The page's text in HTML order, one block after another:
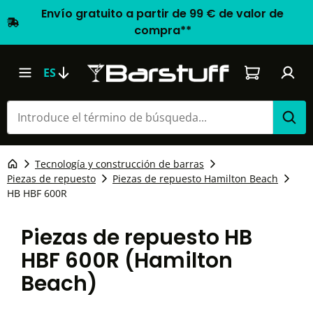
Envío gratuito a partir de 99 € de valor de
compra**
ES El carrito
Tecnología y construcción de barras
Piezas de repuesto
Piezas de repuesto Hamilton Beach
HB HBF 600R
Piezas de repuesto HB
HBF 600R (Hamilton
Beach)